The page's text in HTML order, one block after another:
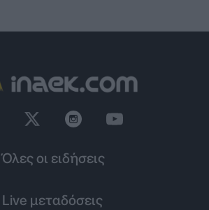
Όλες οι ειδήσεις
Live μεταδόσεις